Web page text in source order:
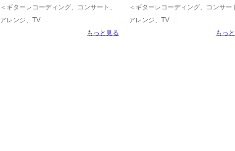
＜ギターレコーディング、コンサート、
アレンジ、TV ...
もっと見る
＜ギターレコーディング、コンサー
アレンジ、TV ...
もっ